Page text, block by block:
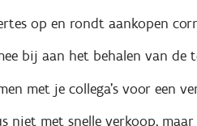
op en rondt aankopen
bij aan het behalen van de
met je collega’s voor een
niet met snelle verkoop,